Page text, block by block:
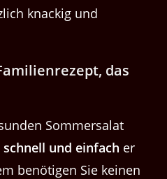
knackig und
das
Sommersalat
schnell und einfach er
benötigen Sie keinen